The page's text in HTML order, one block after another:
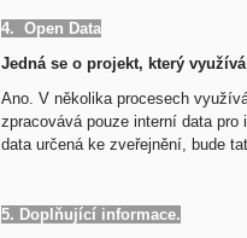
4. Open Data
Jedná se o projekt, který
Ano. V několika procesech
zpracovává pouze interní data
data určená ke zveřejnění, bude
5. Doplňující informace.